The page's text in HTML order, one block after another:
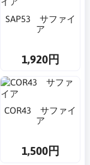
SAP53 サファイ
ア
1,920円
COR43 サファイ
ア
1,500円